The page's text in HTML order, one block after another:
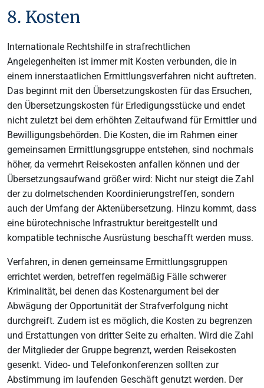
8. Kosten
Internationale Rechtshilfe in strafrechtlichen
Angelegenheiten ist immer mit Kosten verbunden, die in
einem innerstaatlichen Ermittlungsverfahren nicht auftreten.
Das beginnt mit den Übersetzungskosten für das Ersuchen,
den Übersetzungskosten für Erledigungsstücke und endet
nicht zuletzt bei dem erhöhten Zeitaufwand für Ermittler und
Bewilligungsbehörden. Die Kosten, die im Rahmen einer
gemeinsamen Ermittlungsgruppe entstehen, sind nochmals
höher, da vermehrt Reisekosten anfallen können und der
Übersetzungsaufwand größer wird: Nicht nur steigt die Zahl
der zu dolmetschenden Koordinierungstreffen, sondern
auch der Umfang der Aktenübersetzung. Hinzu kommt, dass
eine bürotechnische Infrastruktur bereitgestellt und
kompatible technische Ausrüstung beschafft werden muss.
Verfahren, in denen gemeinsame Ermittlungsgruppen
errichtet werden, betreffen regelmäßig Fälle schwerer
Kriminalität, bei denen das Kostenargument bei der
Abwägung der Opportunität der Strafverfolgung nicht
durchgreift. Zudem ist es möglich, die Kosten zu begrenzen
und Erstattungen von dritter Seite zu erhalten. Wird die Zahl
der Mitglieder der Gruppe begrenzt, werden Reisekosten
gesenkt. Video- und Telefonkonferenzen sollten zur
Abstimmung im laufenden Geschäft genutzt werden. Der